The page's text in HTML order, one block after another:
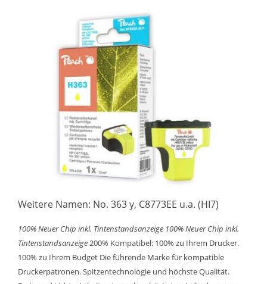
Weitere Namen: No. 363 y, C8773EE u.a. (HI7)
100% Neuer Chip inkl. Tintenstandsanzeige 100% Neuer Chip inkl.
Tintenstandsanzeige200% Kompatibel: 100% zu Ihrem Drucker.
100% zu Ihrem Budget Die führende Marke für kompatible
Druckerpatronen. Spitzentechnologie und höchste Qualität.